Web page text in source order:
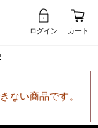
ログイン カート
ない商品です。